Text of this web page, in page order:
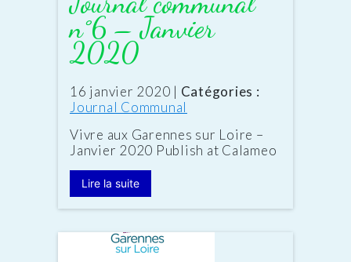
n°6 – Janvier
2020
Date
:
16 janvier 2020 | Catégories :
Journal Communal
Vivre aux Garennes sur Loire –
Janvier 2020 Publish at Calameo
Lire la suite